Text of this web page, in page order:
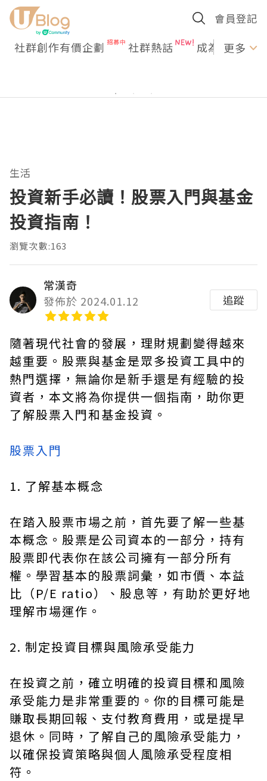
會員登記
社群創作有價企劃 社群熱話 成為U更多
生活
投資新手必讀！股票入門與基金
投資指南！
瀏覽次數:163
常漢奇
發佈於 2024.01.12
追蹤
隨著現代社會的發展，理財規劃變得越來
越重要。股票與基金是眾多投資工具中的
熱門選擇，無論你是新手還是有經驗的投
資者，本文將為你提供一個指南，助你更
了解股票入門和基金投資。
股票入門
1. 了解基本概念
在踏入股票市場之前，首先要了解一些基
本概念。股票是公司資本的一部分，持有
股票即代表你在該公司擁有一部分所有
權。學習基本的股票詞彙，如市價、本益
比（P/E ratio）、股息等，有助於更好地
理解市場運作。
2. 制定投資目標與風險承受能力
在投資之前，確立明確的投資目標和風險
承受能力是非常重要的。你的目標可能是
賺取長期回報、支付教育費用，或是提早
退休。同時，了解自己的風險承受能力，
以確保投資策略與個人風險承受程度相
符。